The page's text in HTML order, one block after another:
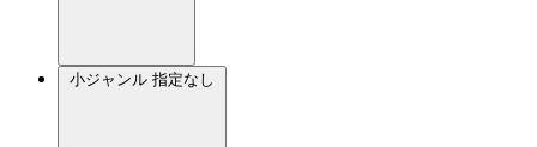
小ジャンル 指定なし